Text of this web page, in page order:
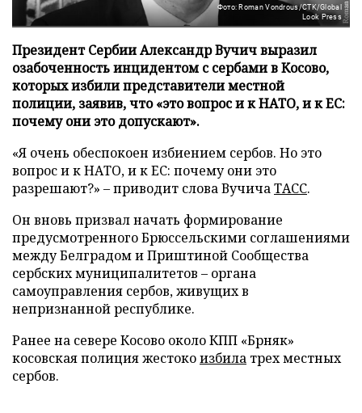
Фото: Roman Vondrous/CTK/Global
Look Press
Президент Сербии Александр Вучич выразил
озабоченность инцидентом с сербами в Косово,
которых избили представители местной
полиции, заявив, что «это вопрос и к НАТО, и к ЕС:
почему они это допускают».
«Я очень обеспокоен избиением сербов. Но это
вопрос и к НАТО, и к ЕС: почему они это
разрешают?» – приводит слова ВучичаТАСС.
Он вновь призвал начать формирование
предусмотренного Брюссельскими соглашениями
между Белградом и Приштиной Сообщества
сербских муниципалитетов – органа
самоуправления сербов, живущих в
непризнанной республике.
Ранее на севере Косово около КПП «Брняк»
косовская полиция жестокоизбила трех местных
сербов.